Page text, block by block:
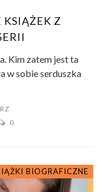
KSIĄŻEK Z
Kim zatem jest ta
w sobie serduszka
0
BIOGRAFICZNE